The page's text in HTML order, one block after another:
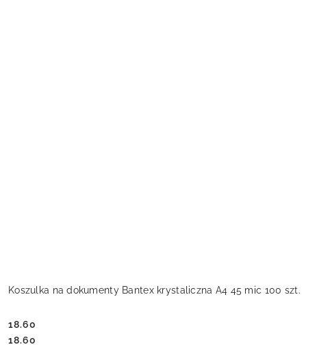
Koszulka na dokumenty Bantex krystaliczna A4 45 mic 100 szt.
Cena:
18.60
Cena:
18.60